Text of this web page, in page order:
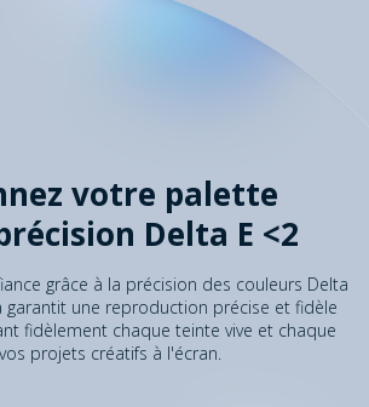
votre palette
Delta E <2
grâce à la précision des couleurs Delta
garantit une reproduction précise et fidèle
fidèlement chaque teinte vive et chaque
projets créatifs à l'écran.